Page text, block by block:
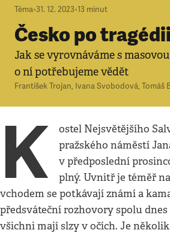
Téma•31. 12. 2023•13 minut
Česko po tragédii
Jak se vyrovnáváme s
o ní potřebujeme vědět
František Trojan, Ivana Svobodová, Tomáš
K
ostel Nejsvětějšího
pražského náměstí
v předposlední
plný. Uvnitř je téměř
vchodem se potkávají známí a
předsváteční rozhovory spolu
všichni mají slzy v očích. Je